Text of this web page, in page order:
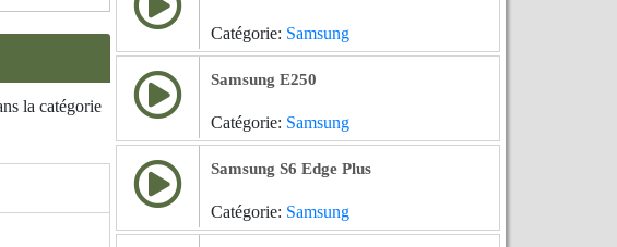
la catégorie
Catégorie: Samsung
Samsung E250
Catégorie: Samsung
Samsung S6 Edge Plus
Catégorie: Samsung